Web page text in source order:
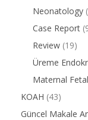
Neonatology
Case Report
Review (19)
Üreme
Maternal
KOAH (43)
Güncel Makale